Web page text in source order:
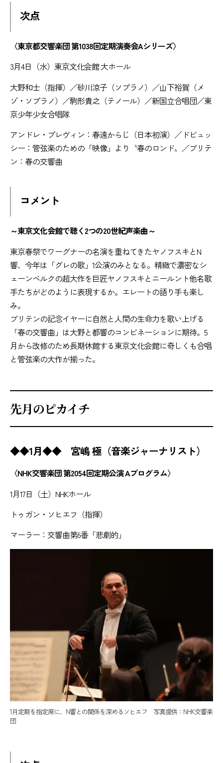
次点
〈東京都交響楽団 第1038回定期演奏会Aシリーズ〉
3月4日（水）東京文化会館 大ホール
大野和士（指揮）／砂川涼子（ソプラノ）／山下裕賀（メ
ゾ・ソプラノ）／駒形貴之（テノール）／新国立合唱団／東
京少年少女合唱隊
アンドレ・プレヴィン：春遠からじ（日本初演）／ドビュッ
シー：管弦楽のための「映像」より〝春のロンド〟／ブリテ
ン：春の交響曲
コメント
～東京文化会館で聴く2つの20世紀声楽曲～
東京春祭でワーグナーの名演を重ねてきたヤノフスキとN
響、今年は「グレの歌」1公演のみとなる。精緻で濃密なシ
ェーンベルクの超大作を巨匠ヤノフスキとニールント他名歌
手たちがどのように表現するか。エレートの語り手も楽し
み。
ブリテンの記念イヤーに自然と人間の生命力を歌い上げる
「春の交響曲」は大野と都響のコンビネーションに期待。5
月から改修のため長期休館する東京文化会館に奇しくも合唱
と管弦楽の大作が揃った。
先月のピカイチ
◆◆1月◆◆ 宮嶋 極（音楽ジャーナリスト）
〈NHK交響楽団 第2054回定期公演 Aプログラム〉
1月17日（土）NHKホール
トゥガン・ソヒエフ（指揮）
マーラー：交響曲第6番「悲劇的」
1月定期を指定席に、N響との関係を深めるソヒエフ 写真提供：NHK交響楽
団